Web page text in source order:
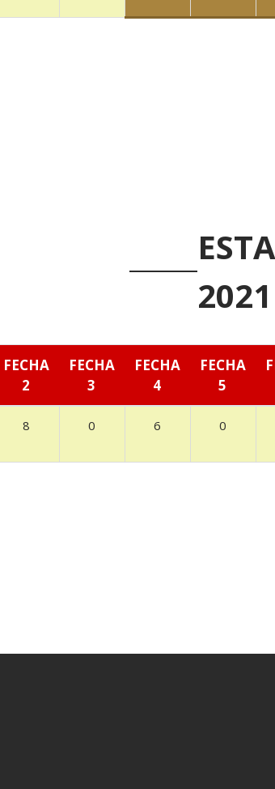
2021
FECHA
2
FECHA
3
FECHA
4
FECHA
5
8 0 6 0